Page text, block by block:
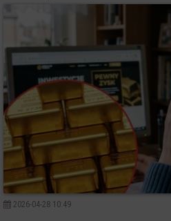
2026-04-28 10:49